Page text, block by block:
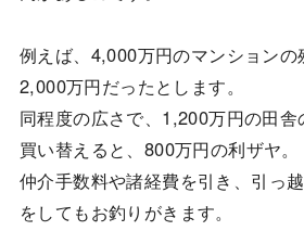
例えば、4,000万円のマンションの
2,000万円だったとします。
同程度の広さで、1,200万円の田
買い替えると、800万円の利ザヤ。
仲介手数料や諸経費を引き、引っ
をしてもお釣りがきます。